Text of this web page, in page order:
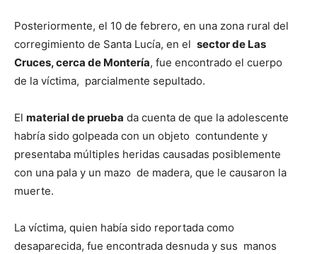
Posteriormente, el 10 de febrero, en una zona rural del
corregimiento de Santa Lucía, en el sector de Las
Cruces, cerca de Montería, fue encontrado el cuerpo
de la víctima, parcialmente sepultado.
El material de prueba da cuenta de que la adolescente
habría sido golpeada con un objeto contundente y
presentaba múltiples heridas causadas posiblemente
con una pala y un mazo de madera, que le causaron la
muerte.
La víctima, quien había sido reportada como
desaparecida, fue encontrada desnuda y sus manos